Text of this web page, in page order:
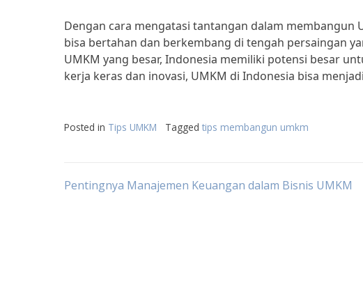
Dengan cara mengatasi tantangan dalam membangun
bisa bertahan dan berkembang di tengah persaingan
UMKM yang besar, Indonesia memiliki potensi besar
kerja keras dan inovasi, UMKM di Indonesia bisa
Posted in Tips UMKM Tagged tips membangun umkm
Post
Pentingnya Manajemen Keuangan dalam Bisnis UMKM